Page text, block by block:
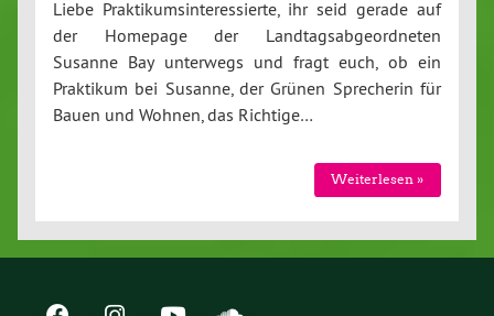
Liebe Praktikumsinteressierte, ihr seid gerade auf
der Homepage der Landtagsabgeordneten
Susanne Bay unterwegs und fragt euch, ob ein
Praktikum bei Susanne, der Grünen Sprecherin für
Bauen und Wohnen, das Richtige…
Weiterlesen »